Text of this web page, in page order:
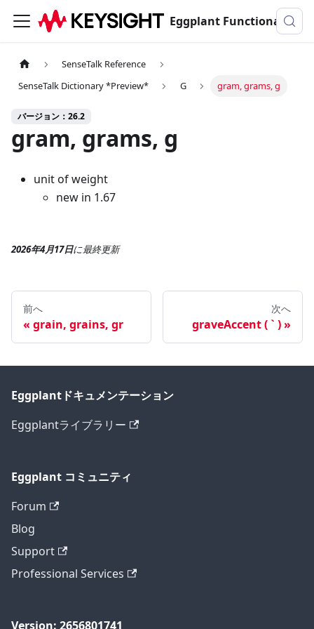
Eggplant Functionalのドキュメンテーション
SenseTalk Reference
SenseTalk Dictionary *Preview*
G gram, grams, g
バージョン：26.2
gram, grams, g
unit of weight
new in 1.67
2026年4月17日に最終更新
前へ
grain, grains, gr
次へ
graveAccent ( ` )
Eggplantドキュメンテーション
Eggplantライブラリー
Eggplant コミュニティ
Forum
Blog
Support
Professional Services
Version: 2656801741